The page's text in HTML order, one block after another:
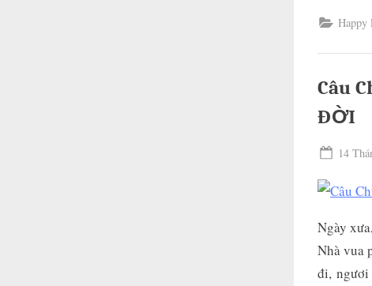
Happy
Câu
ĐỜI
Posted
14
Ngày
Nhà vua
đi, ngươi